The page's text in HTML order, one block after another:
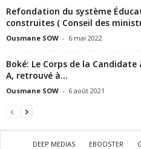
Refondation du système
construites ( Conseil des
Ousmane SOW - 6 mai 2022
Boké: Le Corps de la Candidate
A, retrouvé à...
Ousmane SOW - 6 août 2021
DEEP MEDIAS EBOOSTER